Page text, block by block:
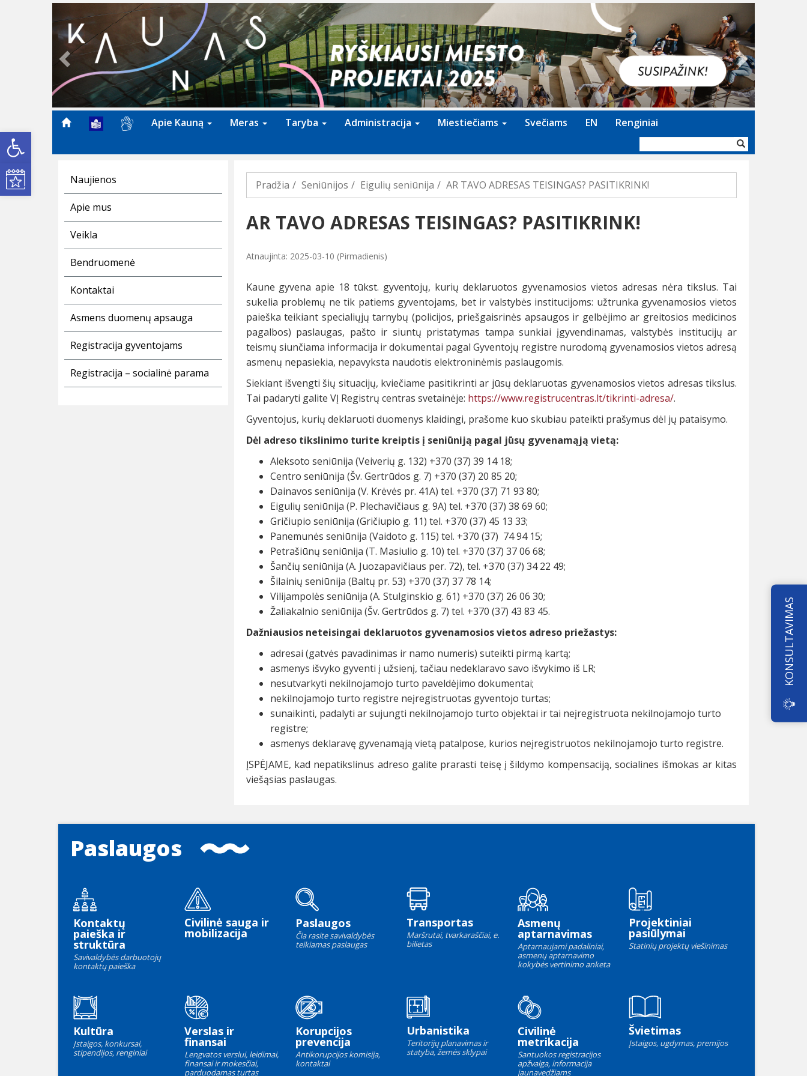
Open toolbar
Kultūros renginiai
Previous
Apie Kauną Meras Taryba Administracija Miestiečiams Svečiams EN Renginiai
forma
Naujienos
Apie mus
Veikla
Bendruomenė
Kontaktai
Asmens duomenų apsauga
Registracija gyventojams
Registracija – socialinė parama
Pradžia Seniūnijos Eigulių seniūnija AR TAVO ADRESAS TEISINGAS? PASITIKRINK!
AR TAVO ADRESAS TEISINGAS? PASITIKRINK!
Atnaujinta: 2025-03-10 (Pirmadienis)
Kaune gyvena apie 18 tūkst. gyventojų, kurių deklaruotos gyvenamosios vietos adresas nėra tikslus. Tai
sukelia problemų ne tik patiems gyventojams, bet ir valstybės institucijoms: užtrunka gyvenamosios vietos
paieška teikiant specialiųjų tarnybų (policijos, priešgaisrinės apsaugos ir gelbėjimo ar greitosios medicinos
pagalbos) paslaugas, pašto ir siuntų pristatymas tampa sunkiai įgyvendinamas, valstybės institucijų ar
teismų siunčiama informacija ir dokumentai pagal Gyventojų registre nurodomą gyvenamosios vietos adresą
asmenų nepasiekia, nepavyksta naudotis elektroninėmis paslaugomis.
Siekiant išvengti šių situacijų, kviečiame pasitikrinti ar jūsų deklaruotas gyvenamosios vietos adresas tikslus.
Tai padaryti galite VĮ Registrų centras svetainėje: https://www.registrucentras.lt/tikrinti-adresa/.
Gyventojus, kurių deklaruoti duomenys klaidingi, prašome kuo skubiau pateikti prašymus dėl jų pataisymo.
Dėl adreso tikslinimo turite kreiptis į seniūniją pagal jūsų gyvenamąją vietą:
Aleksoto seniūnija (Veiverių g. 132) +370 (37) 39 14 18;
Centro seniūnija (Šv. Gertrūdos g. 7) +370 (37) 20 85 20;
Dainavos seniūnija (V. Krėvės pr. 41A) tel. +370 (37) 71 93 80;
Eigulių seniūnija (P. Plechavičiaus g. 9A) tel. +370 (37) 38 69 60;
Gričiupio seniūnija (Gričiupio g. 11) tel. +370 (37) 45 13 33;
Panemunės seniūnija (Vaidoto g. 115) tel. +370 (37) 74 94 15;
Petrašiūnų seniūnija (T. Masiulio g. 10) tel. +370 (37) 37 06 68;
Šančių seniūnija (A. Juozapavičiaus per. 72), tel. +370 (37) 34 22 49;
Šilainių seniūnija (Baltų pr. 53) +370 (37) 37 78 14;
Vilijampolės seniūnija (A. Stulginskio g. 61) +370 (37) 26 06 30;
Žaliakalnio seniūnija (Šv. Gertrūdos g. 7) tel. +370 (37) 43 83 45.
Dažniausios neteisingai deklaruotos gyvenamosios vietos adreso priežastys:
adresai (gatvės pavadinimas ir namo numeris) suteikti pirmą kartą;
asmenys išvyko gyventi į užsienį, tačiau nedeklaravo savo išvykimo iš LR;
nesutvarkyti nekilnojamojo turto paveldėjimo dokumentai;
nekilnojamojo turto registre neįregistruotas gyventojo turtas;
sunaikinti, padalyti ar sujungti nekilnojamojo turto objektai ir tai neįregistruota nekilnojamojo turto
registre;
asmenys deklaravę gyvenamąją vietą patalpose, kurios neįregistruotos nekilnojamojo turto registre.
ĮSPĖJAME, kad nepatikslinus adreso galite prarasti teisę į šildymo kompensaciją, socialines išmokas ar kitas
viešąsias paslaugas.
Paslaugos
Kontaktų
paieška ir
struktūra
Savivaldybės darbuotojų
kontaktų paieška
Civilinė sauga ir
mobilizacija
Paslaugos
Čia rasite savivaldybės
teikiamas paslaugas
Transportas
Maršrutai, tvarkaraščiai, e.
bilietas
Asmenų
aptarnavimas
Aptarnaujami padaliniai,
asmenų aptarnavimo
kokybės vertinimo anketa
Projektiniai
pasiūlymai
Statinių projektų viešinimas
Kultūra
Įstaigos, konkursai,
stipendijos, renginiai
Verslas ir
finansai
Lengvatos verslui, leidimai,
finansai ir mokesčiai,
parduodamas turtas
Korupcijos
prevencija
Antikorupcijos komisija,
kontaktai
Urbanistika
Teritorijų planavimas ir
statyba, žemės sklypai
Civilinė
metrikacija
Santuokos registracijos
apžvalga, informacija
jaunavedžiams
Švietimas
Įstaigos, ugdymas, premijos
KONSULTAVIMAS